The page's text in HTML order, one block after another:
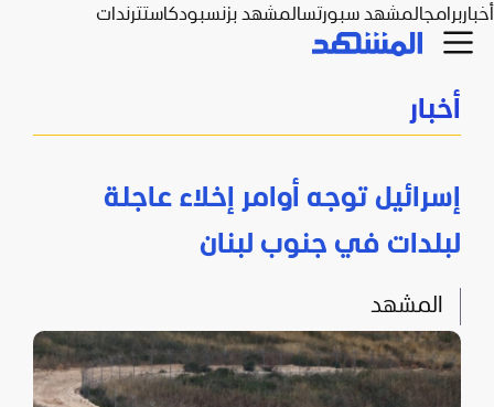
أخباربرامجالمشهد سبورتسالمشهد بزنسبودكاستترندات
أخبار
إسرائيل توجه أوامر إخلاء عاجلة
لبلدات في جنوب لبنان
المشهد